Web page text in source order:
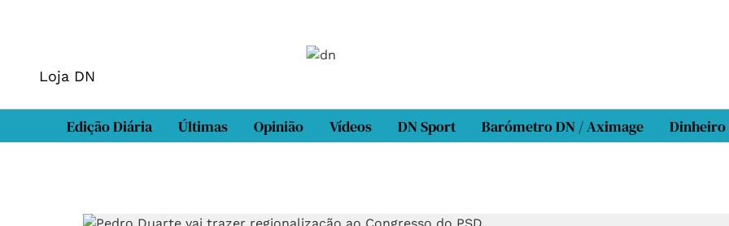
Loja DN
Edição Diária Últimas Opinião Vídeos DN Sport Barómetro DN / Aximage Dinheiro